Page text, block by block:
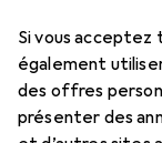
Si vous acceptez
également
des offres
présenter des
Prix en EUR TVA
Évaluations